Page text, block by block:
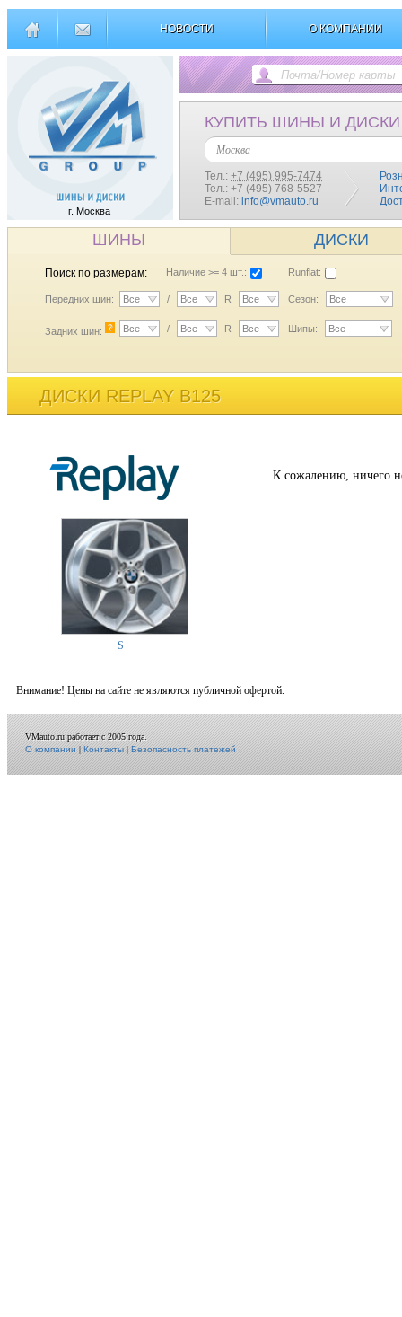
НОВОСТИ О КОМПАНИИ
г. Москва
КУПИТЬ ШИНЫ И ДИСКИ
Москва
Тел.: +7 (495) 995-7474
Тел.: +7 (495) 768-5527
E-mail: info@vmauto.ru
ШИНЫ ДИСКИ
Поиск по размерам: Наличие >= 4 шт.: Runflat:
Передних шин: Все / Все R Все Сезон: Все
Задних шин: ? Все / Все R Все Шипы: Все
ДИСКИ REPLAY B125
S
К сожалению, ничего
Внимание! Цены на сайте не являются публичной офертой.
VMauto.ru работает с 2005 года.
О компании|Контакты|Безопасность платежей